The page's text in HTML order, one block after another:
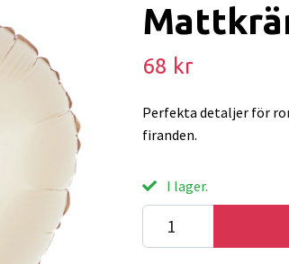
68 kr
Perfekta detaljer för
firanden.
I lager.